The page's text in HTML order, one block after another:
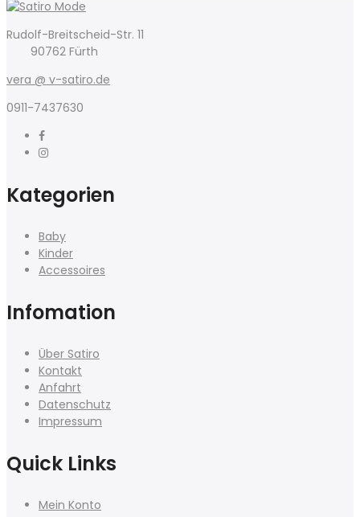
Rudolf-Breitscheid-Str. 11
90762 Fürth
vera @ v-satiro.de
0911-7437630
Kategorien
Baby
Kinder
Accessoires
Infomation
Über Satiro
Kontakt
Anfahrt
Datenschutz
Impressum
Quick Links
Mein Konto